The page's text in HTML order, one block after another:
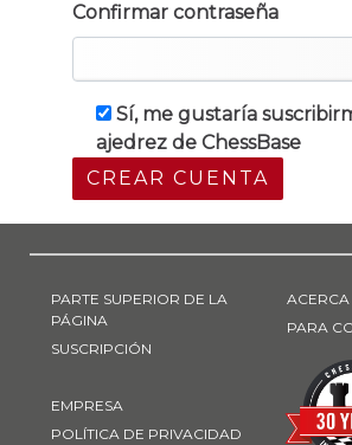
Confirmar contraseña
Sí, me gustaría
ajedrez de ChessBase
CREAR CUENTA
PARTE SUPERIOR DE LA
PÁGINA
SUSCRIPCIÓN
EMPRESA
POLÍTICA DE PRIVACIDAD
ACERCA
PARA